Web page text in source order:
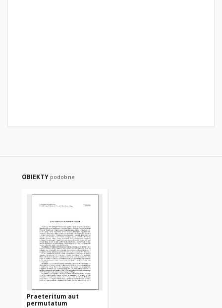
OBIEKTY podobne
Praeteritum aut
permutatum